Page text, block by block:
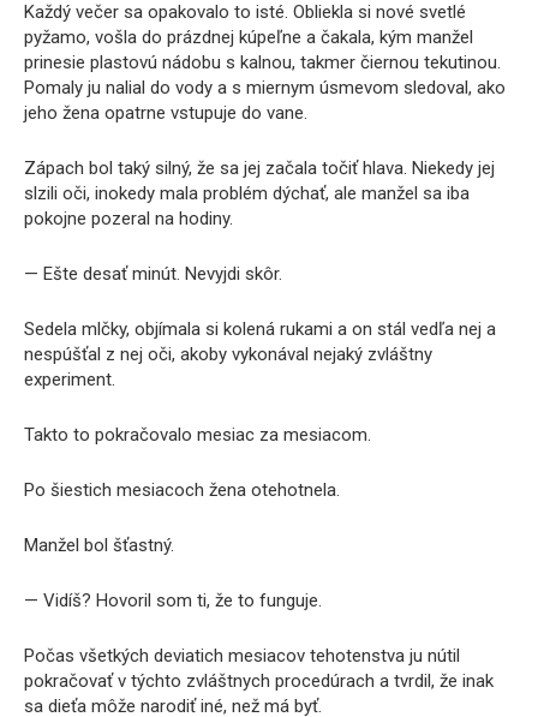
Každý večer sa opakovalo to isté. Obliekla si nové svetlé
pyžamo, vošla do prázdnej kúpeľne a čakala, kým manžel
prinesie plastovú nádobu s kalnou, takmer čiernou tekutinou.
Pomaly ju nalial do vody a s miernym úsmevom sledoval, ako
jeho žena opatrne vstupuje do vane.
Zápach bol taký silný, že sa jej začala točiť hlava. Niekedy jej
slzili oči, inokedy mala problém dýchať, ale manžel sa iba
pokojne pozeral na hodiny.
— Ešte desať minút. Nevyjdi skôr.
Sedela mlčky, objímala si kolená rukami a on stál vedľa nej a
nespúšťal z nej oči, akoby vykonával nejaký zvláštny
experiment.
Takto to pokračovalo mesiac za mesiacom.
Po šiestich mesiacoch žena otehotnela.
Manžel bol šťastný.
— Vidíš? Hovoril som ti, že to funguje.
Počas všetkých deviatich mesiacov tehotenstva ju nútil
pokračovať v týchto zvláštnych procedúrach a tvrdil, že inak
sa dieťa môže narodiť iné, než má byť.